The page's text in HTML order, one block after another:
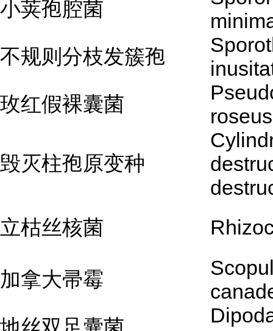
小荚孢腔菌
不规则分枝发簇孢
玫红假裸囊菌
roseus
毁灭柱孢原变种
立枯丝核菌
加拿大帚霉